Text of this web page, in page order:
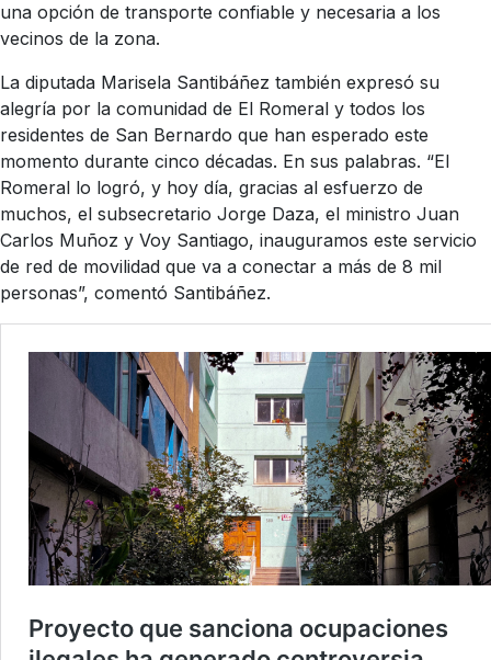
una opción de transporte confiable y necesaria a los
vecinos de la zona.
La diputada Marisela Santibáñez también expresó su
alegría por la comunidad de El Romeral y todos los
residentes de San Bernardo que han esperado este
momento durante cinco décadas. En sus palabras. “El
Romeral lo logró, y hoy día, gracias al esfuerzo de
muchos, el subsecretario Jorge Daza, el ministro Juan
Carlos Muñoz y Voy Santiago, inauguramos este servicio
de red de movilidad que va a conectar a más de 8 mil
personas”, comentó Santibáñez.